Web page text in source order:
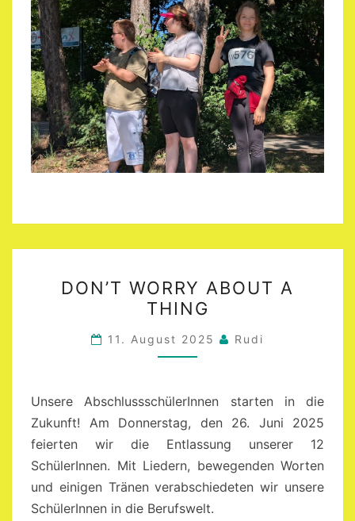
WORRY
ABOUT
A
THING
DON’T WORRY ABOUT A
THING
11. August 2025 Rudi
Unsere AbschlussschülerInnen starten in die
Zukunft! Am Donnerstag, den 26. Juni 2025
feierten wir die Entlassung unserer 12
SchülerInnen. Mit Liedern, bewegenden Worten
und einigen Tränen verabschiedeten wir unsere
SchülerInnen in die Berufswelt.